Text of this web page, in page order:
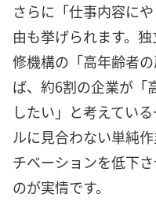
さらに「仕事内容に
由も挙げられます。
修機構の「高年齢者
ば、約6割の企業が「
したい」と考えてい
ルに見合わない単純
チベーションを低下
のが実情です。